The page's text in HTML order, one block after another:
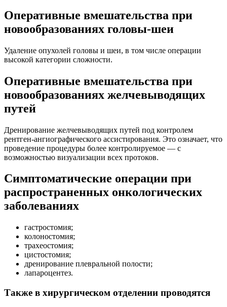
Оперативные вмешательства при
новообразованиях головы-шеи
Удаление опухолей головы и шеи, в том числе операции
высокой категории сложности.
Оперативные вмешательства при
новообразованиях желчевыводящих
путей
Дренирование желчевыводящих путей под контролем
рентген-ангиографического ассистирования. Это означает, что
проведение процедуры более контролируемое — с
возможностью визуализации всех протоков.
Симптоматические операции при
распространенных онкологических
заболеваниях
гастростомия;
колоностомия;
трахеостомия;
цистостомия;
дренирование плевральной полости;
лапароцентез.
Также в хирургическом отделении проводятся